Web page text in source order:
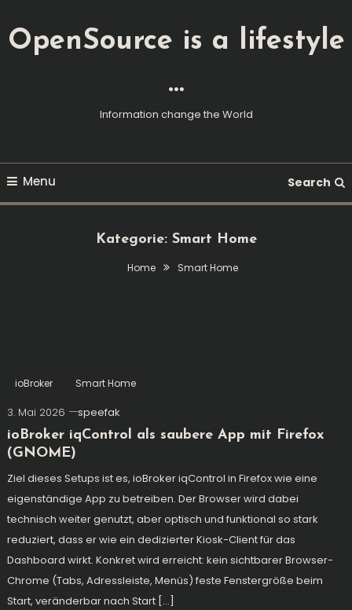
To
Content
OpenSource is a lifestyle
…
Information change the World
Menu Search
Kategorie: Smart Home
Home Smart Home
ioBroker Smart Home
3. Mai 2026
speefak
ioBroker iqControl als saubere App mit Firefox
(GNOME)
Ziel dieses Setups ist es, ioBroker iqControl in Firefox wie eine
eigenständige App zu betreiben. Der Browser wird dabei
technisch weiter genutzt, aber optisch und funktional so stark
reduziert, dass er wie ein dedizierter Kiosk-Client für das
Dashboard wirkt. Konkret wird erreicht: kein sichtbarer Browser-
Chrome (Tabs, Adressleiste, Menüs) feste Fenstergröße beim
Start, veränderbar nach Start […]